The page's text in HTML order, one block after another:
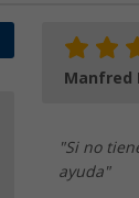
Manfred
"Si no
ayuda"